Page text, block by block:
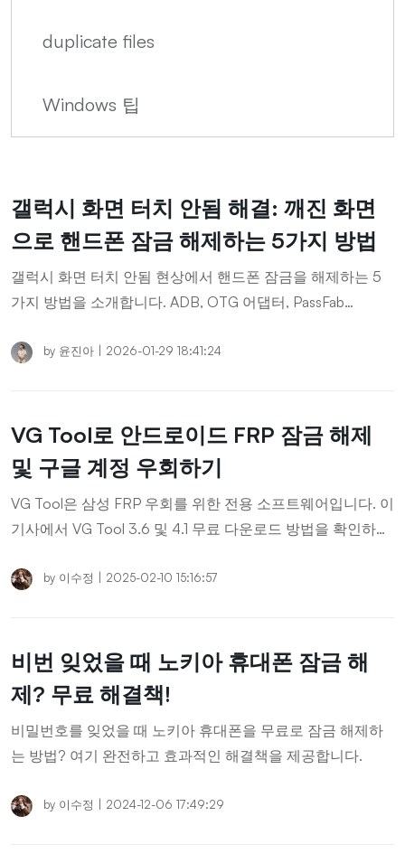
duplicate files
Windows 팁
갤럭시 화면 터치 안됨 해결: 깨진 화면
으로 핸드폰 잠금 해제하는 5가지 방법
갤럭시 화면 터치 안됨 현상에서 핸드폰 잠금을 해제하는 5
가지 방법을 소개합니다. ADB, OTG 어댑터, PassFab
요.
by 윤진아 2026-01-29 18:41:24
VG Tool로 안드로이드 FRP 잠금 해제
및 구글 계정 우회하기
VG Tool은 삼성 FRP 우회를 위한 전용 소프트웨어입니다. 이
기사에서 VG Tool 3.6 및 4.1 무료 다운로드 방법을 확인하고,
하세요.
by 이수정 2025-02-10 15:16:57
비번 잊었을 때 노키아 휴대폰 잠금 해
제? 무료 해결책!
비밀번호를 잊었을 때 노키아 휴대폰을 무료로 잠금 해제하
는 방법? 여기 완전하고 효과적인 해결책을 제공합니다.
by 이수정 2024-12-06 17:49:29